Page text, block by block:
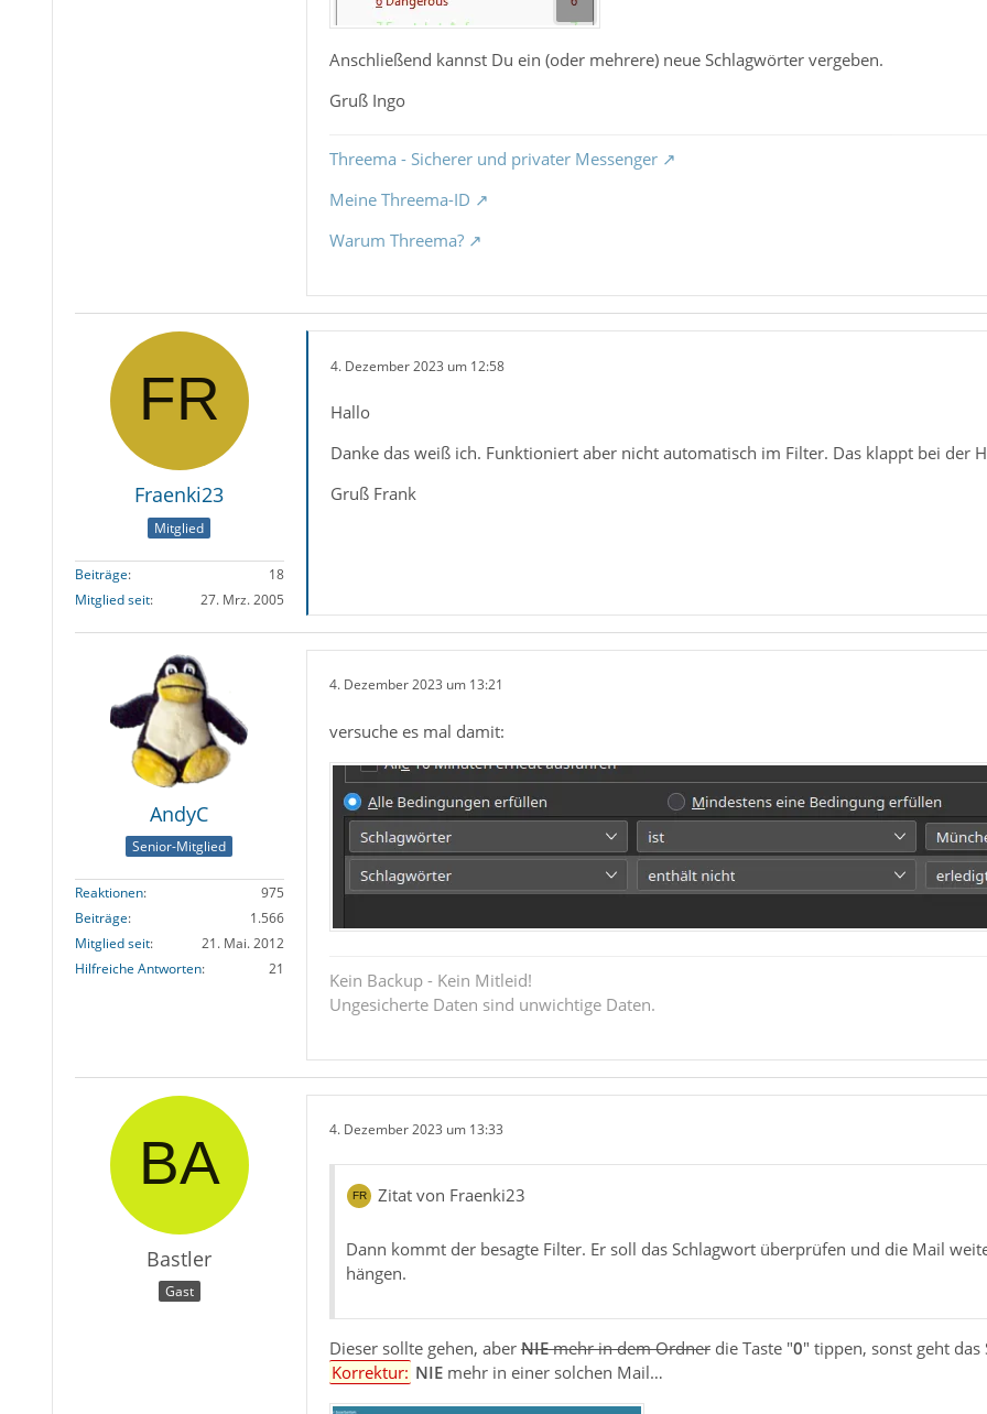
Anschließend kannst Du ein (oder mehrere) neue Schlagwörter vergeben.
Gruß Ingo
Threema - Sicherer und privater Messenger
Meine Threema-ID
Warum Threema?
Fraenki23
Mitglied
Beiträge
18
Mitglied seit
27. Mrz. 2005
4. Dezember 2023 um 12:58
Hallo
Danke das weiß ich. Funktioniert aber nicht automatisch im Filter. Das klappt bei der
Gruß Frank
AndyC
Senior-Mitglied
Reaktionen
975
Beiträge
1.566
Mitglied seit
21. Mai. 2012
Hilfreiche Antworten
21
4. Dezember 2023 um 13:21
versuche es mal damit:
Kein Backup - Kein Mitleid!
Ungesicherte Daten sind unwichtige Daten.
Bastler
Gast
4. Dezember 2023 um 13:33
Zitat von Fraenki23
Dann kommt der besagte Filter. Er soll das Schlagwort überprüfen und die Mail
hängen.
Dieser sollte gehen, aber NIEmehr in dem Ordnerdie Taste "0" tippen, sonst geht
Korrektur: NIE mehr in einer solchen Mail…